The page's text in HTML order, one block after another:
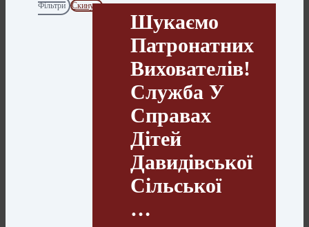
Фільтри
Скинути
Шукаємо
Патронатних
Вихователів!
Служба У
Справах
Дітей
Давидівської
Сільської
…